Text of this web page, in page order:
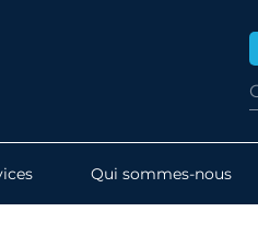
Qui sommes-nous